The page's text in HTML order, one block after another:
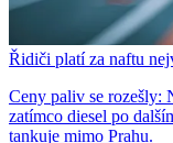
Řidiči platí za naftu
Ceny paliv se rozešly:
zatímco diesel po
tankuje mimo Prahu.